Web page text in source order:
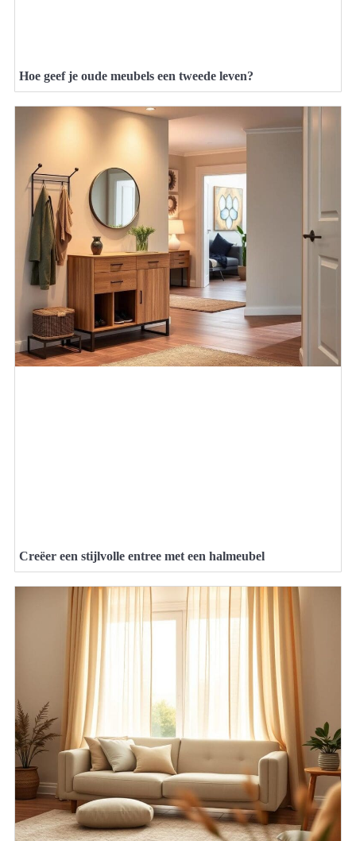
Hoe geef je oude meubels een tweede leven?
Creëer een stijlvolle entree met een halmeubel